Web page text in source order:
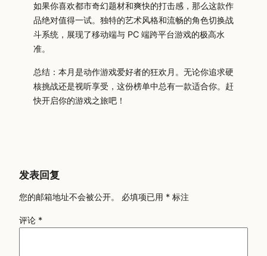
如果你喜欢都市奇幻题材和爽快的打击感，那么这款作
品绝对值得一试。独特的艺术风格和流畅的角色切换战
斗系统，展现了移动端与 PC 端跨平台游戏的极高水
准。
总结：本月是动作游戏爱好者的狂欢月。无论你追求硬
核挑战还是视听享受，这份榜单中总有一款适合你。赶
快开启你的游戏之旅吧！
发表回复
您的邮箱地址不会被公开。 必填项已用 * 标注
评论 *